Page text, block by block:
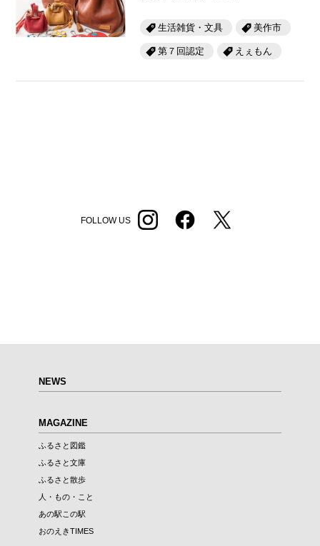
生活雑貨・文具 美作市
第７回認定 えぇもん
FOLLOW US
NEWS
MAGAZINE
ふるさと図鑑
ふるさと文庫
ふるさと散歩
人・もの・こと
あの駅この駅
おのえきTIMES